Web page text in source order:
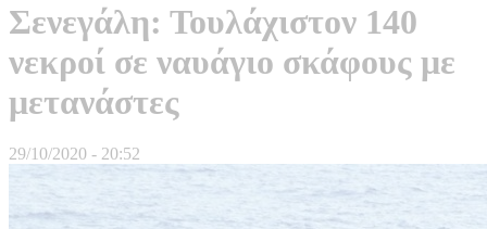
Σενεγάλη: Τουλάχιστον 140
νεκροί σε ναυάγιο σκάφους με
μετανάστες
29/10/2020 - 20:52